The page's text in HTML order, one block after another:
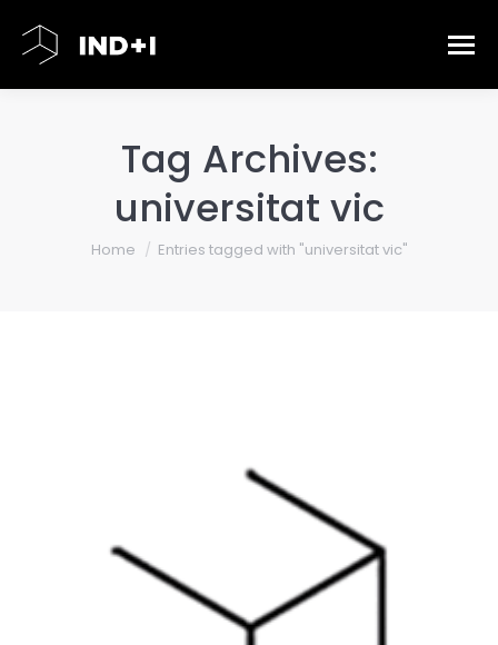
Tag Archives:
universitat vic
You are here:
Home Entries tagged with "universitat vic"